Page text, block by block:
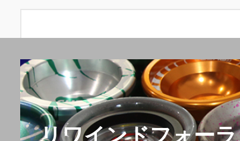
リワインドフォー